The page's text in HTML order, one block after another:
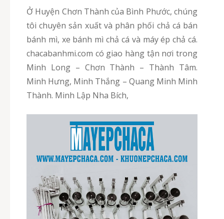
Ở Huyện Chơn Thành của Bình Phước, chúng
tôi chuyên sản xuất và phân phối chả cá bán
bánh mì, xe bánh mì chả cá và máy ép chả cá.
chacabanhmi.com có giao hàng tận nơi trong
Minh Long – Chơn Thành – Thành Tâm.
Minh Hưng, Minh Thắng – Quang Minh Minh
Thành. Minh Lập Nha Bích,